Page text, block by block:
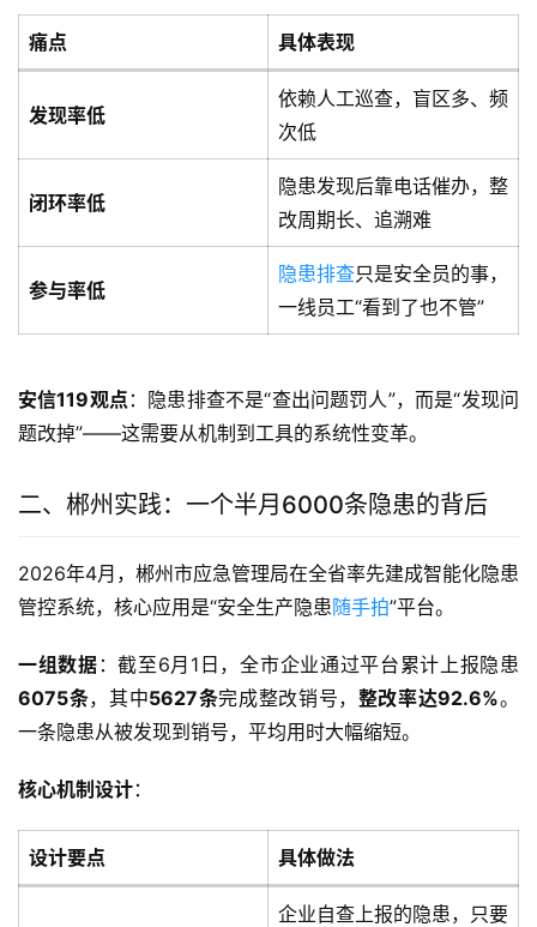
痛点 具体表现
发现率低
依赖人工巡查，盲区多、频
次低
闭环率低
隐患发现后靠电话催办，整
改周期长、追溯难
参与率低
隐患排查只是安全员的事，
一线员工“看到了也不管”
安信119观点 ：隐患排查不是“查出问题罚人”，而是“发现问
题改掉”——这需要从机制到工具的系统性变革。
二、郴州实践：一个半月6000条隐患的背后
2026年4月，郴州市应急管理局在全省率先建成智能化隐患
管控系统，核心应用是“安全生产隐患随手拍”平台。
一组数据 ：截至6月1日，全市企业通过平台累计上报隐患
6075条，其中5627条完成整改销号， 整改率达92.6%。
一条隐患从被发现到销号，平均用时大幅缩短。
核心机制设计：
设计要点 具体做法
企业自查上报的隐患，只要